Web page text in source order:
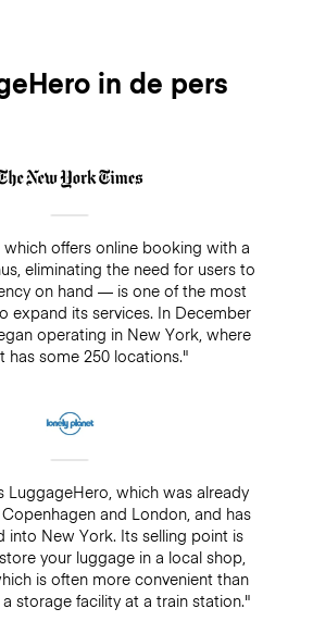
in de pers
offers online booking with a
eliminating the need for users to
on hand — is one of the most
expand its services. In December
operating in New York, where
has some 250 locations."
LuggageHero, which was already
and London, and has
into New York. Its selling point is
your luggage in a local shop,
is often more convenient than
storage facility at a train station."